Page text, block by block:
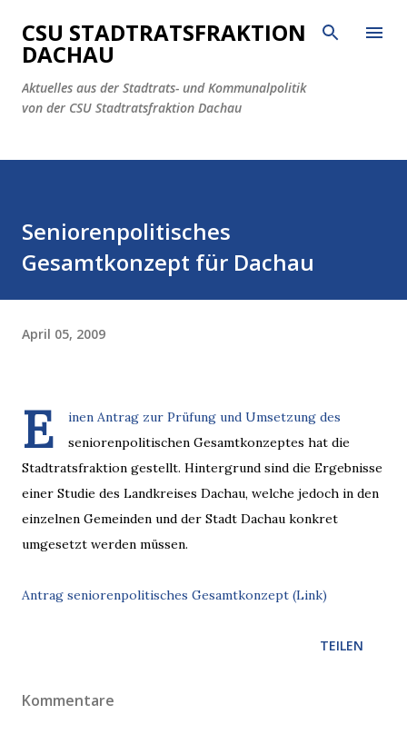
Direkt zum Hauptbereich
CSU STADTRATSFRAKTION
DACHAU
Aktuelles aus der Stadtrats- und Kommunalpolitik
von der CSU Stadtratsfraktion Dachau
Seniorenpolitisches
Gesamtkonzept für Dachau
April 05, 2009
E
inen Antrag zur Prüfung und Umsetzung des
seniorenpolitischen Gesamtkonzeptes hat die
Stadtratsfraktion gestellt. Hintergrund sind die Ergebnisse
einer Studie des Landkreises Dachau, welche jedoch in den
einzelnen Gemeinden und der Stadt Dachau konkret
umgesetzt werden müssen.
Antrag seniorenpolitisches Gesamtkonzept (Link)
TEILEN
Kommentare